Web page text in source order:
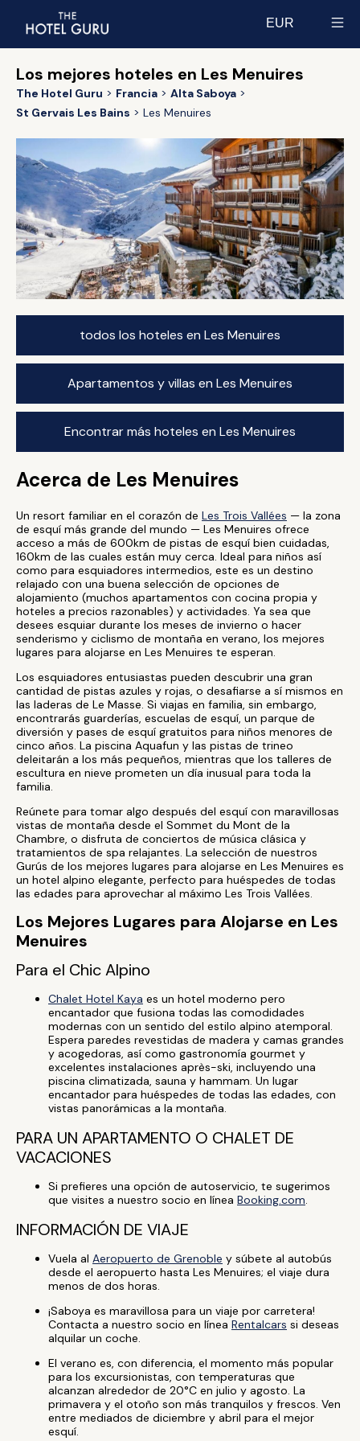
EUR
Los mejores hoteles en Les Menuires
The Hotel Guru Francia
Alta Saboya
St Gervais Les Bains
Les Menuires
todos los hoteles en Les Menuires
Apartamentos y villas en Les Menuires
Encontrar más hoteles en Les Menuires
Acerca de Les Menuires
Un resort familiar en el corazón de Les Trois Vallées — la zona
de esquí más grande del mundo — Les Menuires ofrece
acceso a más de 600km de pistas de esquí bien cuidadas,
160km de las cuales están muy cerca. Ideal para niños así
como para esquiadores intermedios, este es un destino
relajado con una buena selección de opciones de
alojamiento (muchos apartamentos con cocina propia y
hoteles a precios razonables) y actividades. Ya sea que
desees esquiar durante los meses de invierno o hacer
senderismo y ciclismo de montaña en verano, los mejores
lugares para alojarse en Les Menuires te esperan.
Los esquiadores entusiastas pueden descubrir una gran
cantidad de pistas azules y rojas, o desafiarse a sí mismos en
las laderas de Le Masse. Si viajas en familia, sin embargo,
encontrarás guarderías, escuelas de esquí, un parque de
diversión y pases de esquí gratuitos para niños menores de
cinco años. La piscina Aquafun y las pistas de trineo
deleitarán a los más pequeños, mientras que los talleres de
escultura en nieve prometen un día inusual para toda la
familia.
Reúnete para tomar algo después del esquí con maravillosas
vistas de montaña desde el Sommet du Mont de la
Chambre, o disfruta de conciertos de música clásica y
tratamientos de spa relajantes. La selección de nuestros
Gurús de los mejores lugares para alojarse en Les Menuires es
un hotel alpino elegante, perfecto para huéspedes de todas
las edades para aprovechar al máximo Les Trois Vallées.
Los Mejores Lugares para Alojarse en Les
Menuires
Para el Chic Alpino
Chalet Hotel Kaya es un hotel moderno pero
encantador que fusiona todas las comodidades
modernas con un sentido del estilo alpino atemporal.
Espera paredes revestidas de madera y camas grandes
y acogedoras, así como gastronomía gourmet y
excelentes instalaciones après-ski, incluyendo una
piscina climatizada, sauna y hammam. Un lugar
encantador para huéspedes de todas las edades, con
vistas panorámicas a la montaña.
PARA UN APARTAMENTO O CHALET DE
VACACIONES
Si prefieres una opción de autoservicio, te sugerimos
que visites a nuestro socio en línea Booking.com.
INFORMACIÓN DE VIAJE
Vuela al Aeropuerto de Grenoble y súbete al autobús
desde el aeropuerto hasta Les Menuires; el viaje dura
menos de dos horas.
¡Saboya es maravillosa para un viaje por carretera!
Contacta a nuestro socio en línea Rentalcars si deseas
alquilar un coche.
El verano es, con diferencia, el momento más popular
para los excursionistas, con temperaturas que
alcanzan alrededor de 20°C en julio y agosto. La
primavera y el otoño son más tranquilos y frescos. Ven
entre mediados de diciembre y abril para el mejor
esquí.